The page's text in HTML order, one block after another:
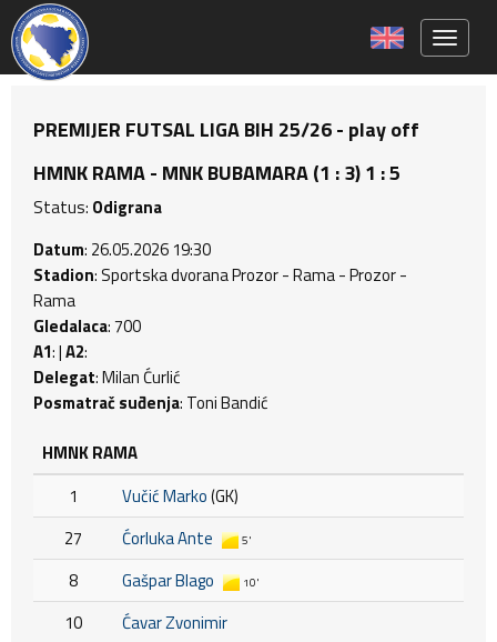
PREMIJER FUTSAL LIGA BIH 25/26 - play off
HMNK RAMA - MNK BUBAMARA (1 : 3) 1 : 5
Status: Odigrana
Datum: 26.05.2026 19:30
Stadion: Sportska dvorana Prozor - Rama - Prozor -
Rama
Gledalaca: 700
A1: |A2:
Delegat: Milan Ćurlić
Posmatrač suđenja: Toni Bandić
HMNK RAMA
1
Vučić Marko(GK)
27
Ćorluka Ante 5'
8 Gašpar Blago 10'
10
Ćavar Zvonimir